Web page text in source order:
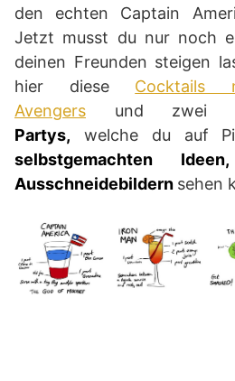
den echten Captain
Jetzt musst du nur noch
deinen Freunden steigen
hier diese Cocktails
Avengers und zwei
Partys, welche du auf
selbstgemachten
Ausschneidebildern sehen